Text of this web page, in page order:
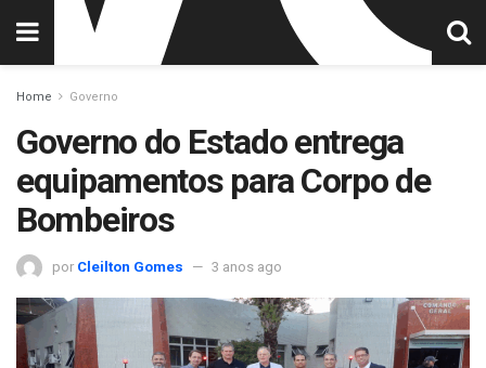
Home Governo
Governo do Estado entrega
equipamentos para Corpo de
Bombeiros
por Cleilton Gomes 3 anos ago